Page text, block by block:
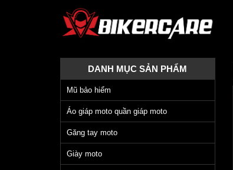
DANH MỤC SẢN PHẨM
Mũ bảo hiểm
Áo giáp moto quần giáp moto
Găng tay moto
Giày moto